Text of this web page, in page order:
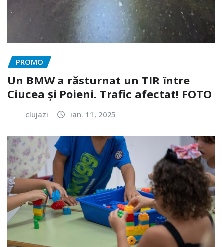
PROMO
Un BMW a răsturnat un TIR între
Ciucea și Poieni. Trafic afectat! FOTO
clujazi ian. 11, 2025